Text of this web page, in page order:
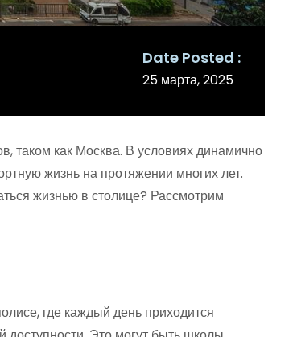
Date Posted
25 марта, 2025
таком как Москва. В условиях динамично
жизнь на протяжении многих лет.
жизнью в столице? Рассмотрим
где каждый день приходится